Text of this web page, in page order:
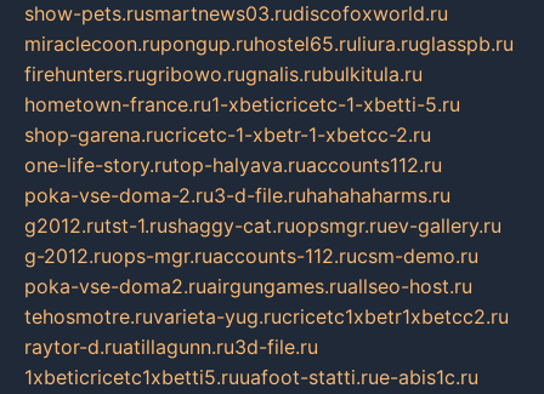
show-pets.rusmartnews03.rudiscofoxworld.ru
miraclecoon.rupongup.ruhostel65.ruliura.ruglasspb.ru
firehunters.rugribowo.rugnalis.rubulkitula.ru
hometown-france.ru1-xbeticricetc-1-xbetti-5.ru
shop-garena.rucricetc-1-xbetr-1-xbetcc-2.ru
one-life-story.rutop-halyava.ruaccounts112.ru
poka-vse-doma-2.ru3-d-file.ruhahahaharms.ru
g2012.rutst-1.rushaggy-cat.ruopsmgr.ruev-gallery.ru
g-2012.ruops-mgr.ruaccounts-112.rucsm-demo.ru
poka-vse-doma2.ruairgungames.ruallseo-host.ru
tehosmotre.ruvarieta-yug.rucricetc1xbetr1xbetcc2.ru
raytor-d.ruatillagunn.ru3d-file.ru
1xbeticricetc1xbetti5.ruuafoot-statti.rue-abis1c.ru